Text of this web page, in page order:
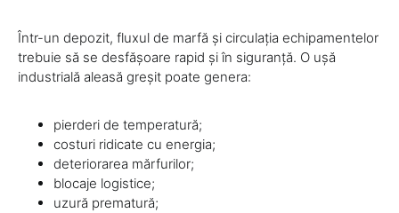
Într-un depozit, fluxul de marfă și circulația echipamentelor
trebuie să se desfășoare rapid și în siguranță. O ușă
industrială aleasă greșit poate genera:
pierderi de temperatură;
costuri ridicate cu energia;
deteriorarea mărfurilor;
blocaje logistice;
uzură prematură;